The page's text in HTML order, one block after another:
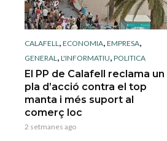
CALAFELL, ECONOMIA, EMPRESA,
GENERAL, L'INFORMATIU, POLITICA
El PP de Calafell reclama un
pla d’acció contra el top
manta i més suport al
comerç loc
2 setmanes ago